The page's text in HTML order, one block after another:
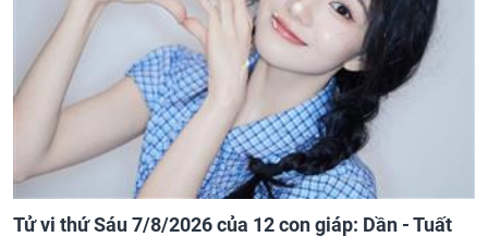
Tử vi thứ Sáu 7/8/2026 của 12 con giáp: Dần - Tuất